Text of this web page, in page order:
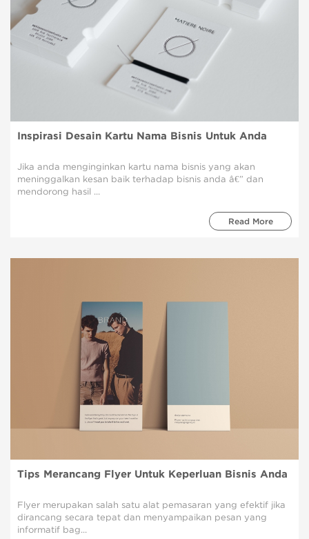
Inspirasi Desain Kartu Nama Bisnis Untuk Anda
Jika anda menginginkan kartu nama bisnis yang akan
meninggalkan kesan baik terhadap bisnis anda â€” dan
mendorong hasil ...
Read More
Tips Merancang Flyer Untuk Keperluan Bisnis Anda
Flyer merupakan salah satu alat pemasaran yang efektif jika
dirancang secara tepat dan menyampaikan pesan yang
informatif bag...